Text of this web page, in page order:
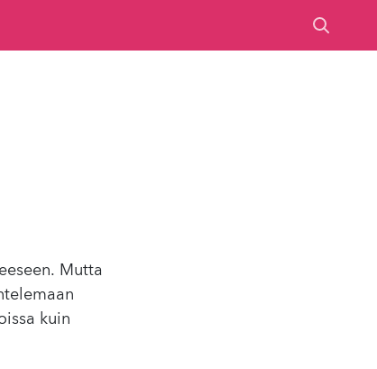
Mutta
kuin